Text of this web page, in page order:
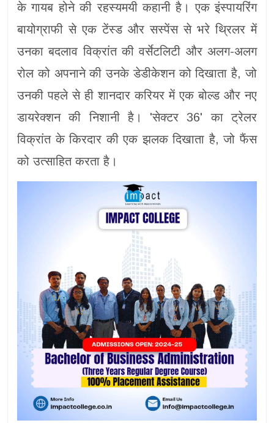
के गायब होने की रहस्यमयी कहानी है। एक इंस्पायरिंग
बायोग्राफी से एक टेंस्ड और सस्पेंस से भरे थ्रिलर में
उनका बदलाव विक्रांत की वर्सेटलिटी और अलग-अलग
रोल को अपनाने की उनके डेडीकेशन को दिखाता है, जो
उनकी पहले से ही शानदार करियर में एक बोल्ड और नए
डायरेक्शन की निशानी है। 'सेक्टर 36' का ट्रेलर
विक्रांत के किरदार की एक झलक दिखाता है, जो फैंस
को उत्साहित करता है।